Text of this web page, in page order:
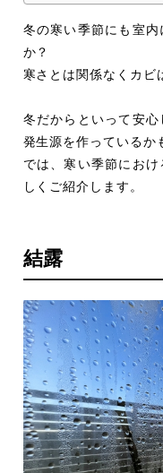
冬の寒い季節にも室
か？
寒さとは関係なくカビ
冬だからといって安
発生源を作っているか
では、寒い季節にお
しくご紹介します。
結露